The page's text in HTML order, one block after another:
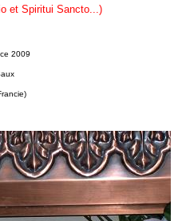
et Spiritui Sancto...)
2009